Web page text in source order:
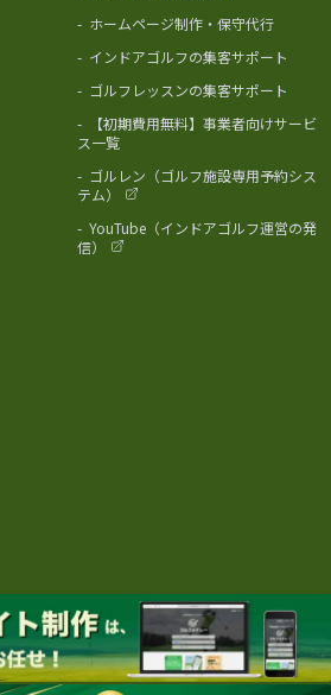
- ホームページ制作・保守代行
- インドアゴルフの集客サポート
- ゴルフレッスンの集客サポート
-
【初期費用無料】事業者向けサービ
ス一覧
- ゴルレン（ゴルフ施設専用予約シス
テム）
- YouTube（インドアゴルフ運営の発
信）